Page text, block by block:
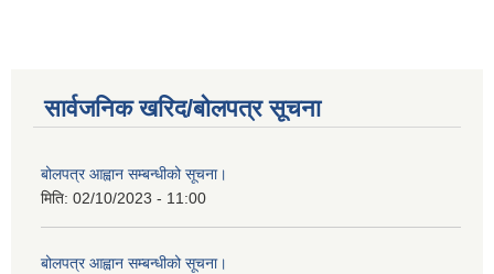
सार्वजनिक खरिद/बोलपत्र सूचना
बोलपत्र आह्वान सम्बन्धीको सूचना।
मिति: 02/10/2023 - 11:00
बोलपत्र आह्वान सम्बन्धीको सूचना।